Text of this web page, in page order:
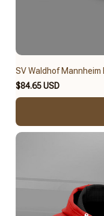
SV Waldhof Mannheim
$84.65 USD